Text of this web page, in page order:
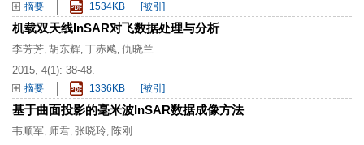
摘要 1534KB [被引]
机载双天线InSAR对飞数据处理与分析
李芳芳, 胡东辉, 丁赤飚, 仇晓兰
2015, 4(1): 38-48.
摘要 1336KB [被引]
基于曲面投影的毫米波InSAR数据成像方法
韦顺军, 师君, 张晓玲, 陈刚